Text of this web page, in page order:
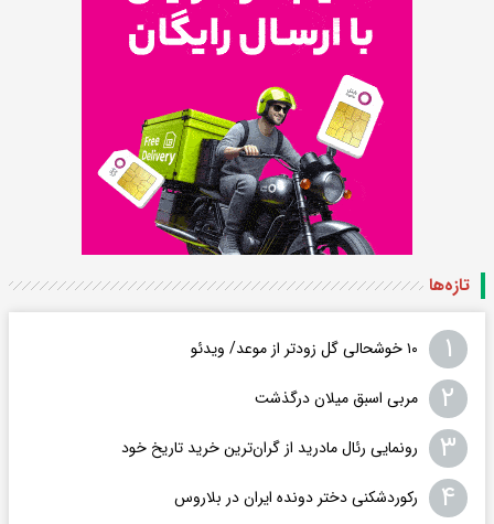
تازه‌ها
۱ ۱۰ خوشحالی گل زودتر از موعد/ ویدئو
۲ مربی اسبق میلان درگذشت
۳ رونمایی رئال مادرید از گران‌ترین خرید تاریخ خود
۴ رکوردشکنی دختر دونده ایران در بلاروس